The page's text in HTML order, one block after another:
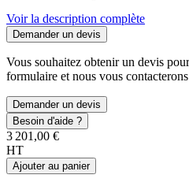
Voir la description complète
Demander un devis
Vous souhaitez obtenir un devis
formulaire et nous vous
Demander un devis
Besoin d'aide ?
3 201,00 €
HT
Ajouter au panier